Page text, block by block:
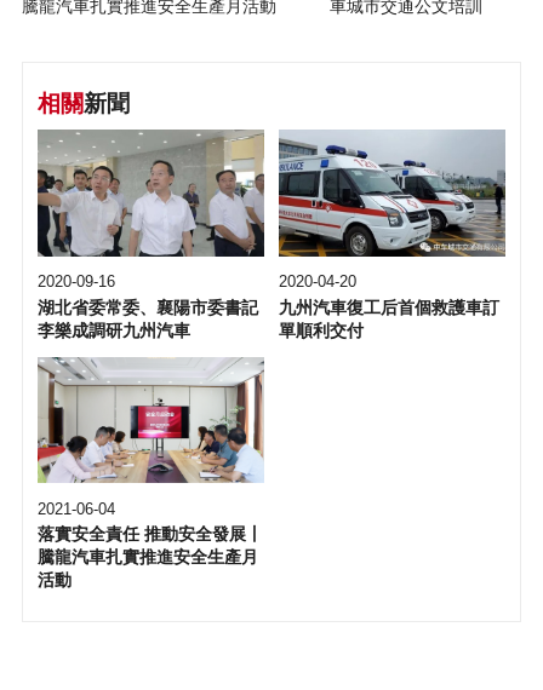
騰龍汽車扎實推進安全生產月活動
車城市交通公文培訓
相關新聞
2020-09-16
湖北省委常委、襄陽市委書記
李樂成調研九州汽車
2020-04-20
九州汽車復工后首個救護車訂
單順利交付
2021-06-04
落實安全責任 推動安全發展丨
騰龍汽車扎實推進安全生產月
活動